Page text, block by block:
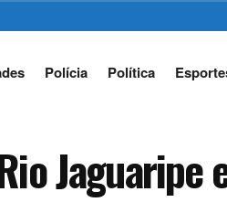
Polícia Política
Jaguaripe